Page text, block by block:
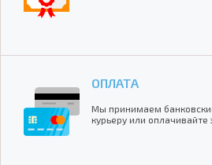
ОПЛАТА
Мы принимаем
курьеру или оплачивайте